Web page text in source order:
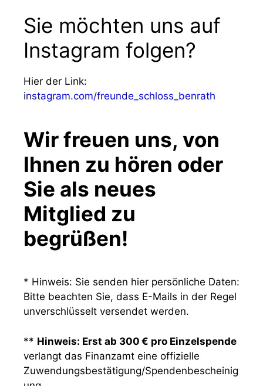
Sie möchten uns auf
Instagram folgen?
Hier der Link:
instagram.com/freunde_schloss_benrath
Wir freuen uns, von
Ihnen zu hören oder
Sie als neues
Mitglied zu
begrüßen!
* Hinweis: Sie senden hier persönliche Daten:
Bitte beachten Sie, dass E-Mails in der Regel
unverschlüsselt versendet werden.
** Hinweis: Erst ab 300 € pro Einzelspende
verlangt das Finanzamt eine offizielle
Zuwendungsbestätigung/Spendenbescheinig